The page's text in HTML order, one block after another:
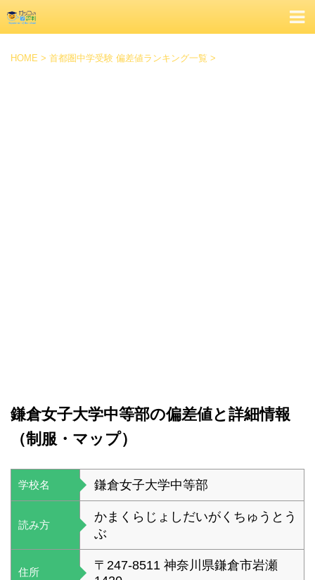
HOME > 首都圏中学受験 偏差値ランキング一覧 >
鎌倉女子大学中等部の偏差値と詳細情報
（制服・マップ）
学校名 鎌倉女子大学中等部
読み方
かまくらじょしだいがくちゅうとう
ぶ
住所
〒247-8511 神奈川県鎌倉市岩瀬